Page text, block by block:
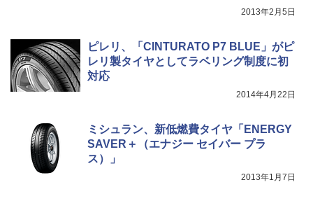
2013年2月5日
ピレリ、「CINTURATO P7 BLUE」がピ
レリ製タイヤとしてラベリング制度に初
対応
2014年4月22日
ミシュラン、新低燃費タイヤ「ENERGY
SAVER＋（エナジー セイバー プラ
ス）」
2013年1月7日